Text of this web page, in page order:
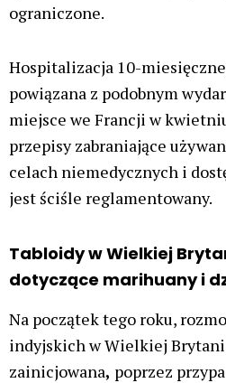
ograniczone.
Hospitalizacja 10-
powiązana z podobnym
miejsce we Francji w
przepisy zabraniające
celach niemedycznych i
jest ściśle reglamentowany.
Tabloidy w Wielkiej
dotyczące marihuany i
Na początek tego roku,
indyjskich w Wielkiej
zainicjowana, poprzez